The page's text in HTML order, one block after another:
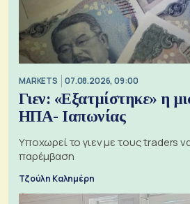
MARKETS 07.08.2026, 09:00
Γιεν: «Εξατμίστηκε» η
ΗΠΑ- Ιαπωνίας
Υποχωρεί το γιεν με τους traders
παρέμβαση
Τζούλη Καλημέρη